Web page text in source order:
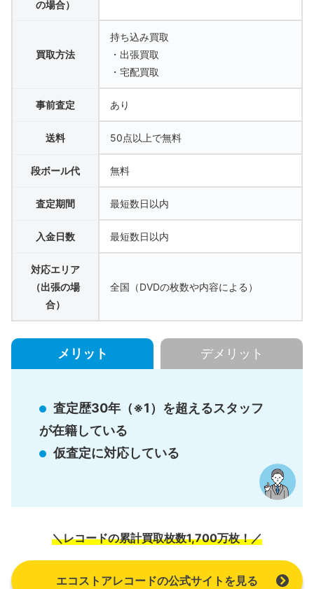
の場合）
買取方法
持ち込み買取
・出張買取
・宅配買取
事前査定 あり
送料 50点以上で無料
段ボール代 無料
査定期間 最短数日以内
入金日数 最短数日以内
対応エリア
（出張の場
合）
全国（DVDの枚数や内容による）
メリット デメリット
査定歴30年（※1）を超えるスタッフ
が在籍している
仮査定に対応している
＼レコードの累計買取枚数1,700万枚！／
エコストアレコードの公式サイトを見る